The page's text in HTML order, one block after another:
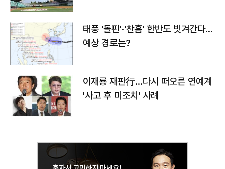
태풍 '돌핀'·'찬홈' 한반도 빗겨간다…
예상 경로는?
이재룡 재판行…다시 떠오른 연예계
'사고 후 미조치' 사례